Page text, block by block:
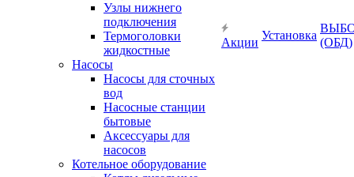
Узлы нижнего
подключения
Термоголовки
жидкостные
Насосы
Насосы для сточных
вод
Насосные станции
бытовые
Аксессуары для
насосов
Котельное оборудование
Акции
Установка
(ОБД)